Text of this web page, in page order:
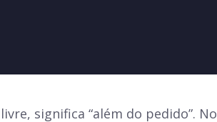
significa “além do pedido”. No